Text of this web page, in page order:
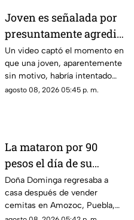
Joven es señalada por
presuntamente agredir
a un pony en feria de
Pueblo Mágico
Un video captó el momento en
que una joven, aparentemente
sin motivo, habría intentado
agredir a un pequeño pony.
agosto 08, 2026 05:45 p. m.
La mataron por 90
pesos el día de su
cumpleaños; Este es el
caso de Doña Dominga
Doña Dominga regresaba a
casa después de vender
cemitas en Amozoc, Puebla,